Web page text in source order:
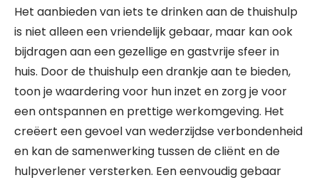
Het aanbieden van iets te drinken aan de thuishulp
is niet alleen een vriendelijk gebaar, maar kan ook
bijdragen aan een gezellige en gastvrije sfeer in
huis. Door de thuishulp een drankje aan te bieden,
toon je waardering voor hun inzet en zorg je voor
een ontspannen en prettige werkomgeving. Het
creëert een gevoel van wederzijdse verbondenheid
en kan de samenwerking tussen de cliënt en de
hulpverlener versterken. Een eenvoudig gebaar